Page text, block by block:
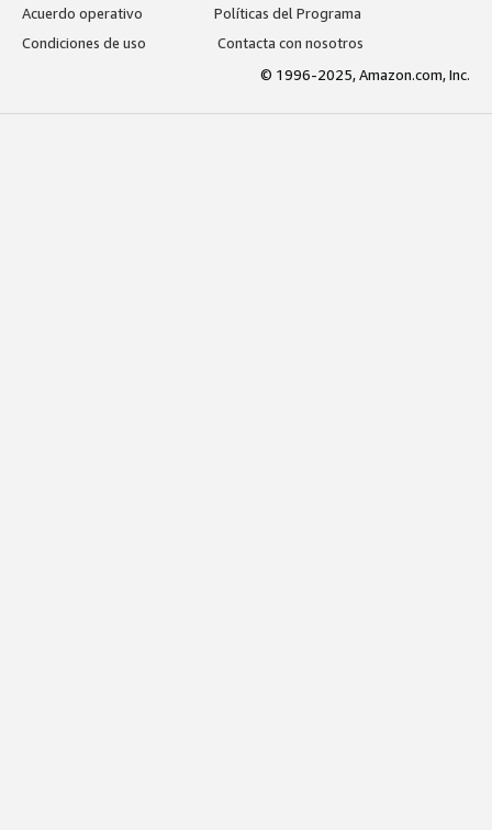
Acuerdo operativo
Políticas del Programa
Condiciones de uso
Contacta con nosotros
© 1996-2025, Amazon.com, Inc.